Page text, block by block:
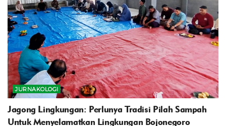
JURNAKOLOGI
Jagong Lingkungan: Perlunya Tradisi Pilah Sampah
Untuk Menyelamatkan Lingkungan Bojonegoro